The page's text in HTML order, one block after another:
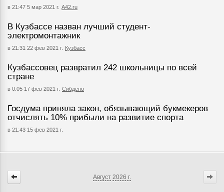
в 21:47 5 мар 2021 г. А42.ru
В Кузбассе назван лучший студент-
электромонтажник
в 21:31 22 фев 2021 г. Кузбасс
Кузбассовец развратил 242 школьницы по всей
стране
в 0:05 17 фев 2021 г. Сибдепо
Госдума приняла закон, обязывающий букмекеров
отчислять 10% прибыли на развитие спорта
в 21:43 15 фев 2021 г.
Август 2026 г.